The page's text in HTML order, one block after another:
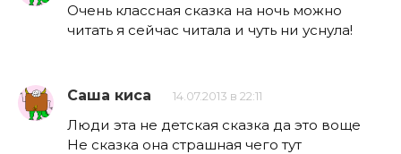
Очень классная сказка на ночь можно
читать я сейчас читала и чуть ни уснула!
Саша киса 14.07.2013 в 22:11
Люди эта не детская сказка да это воще
Не сказка она страшная чего тут